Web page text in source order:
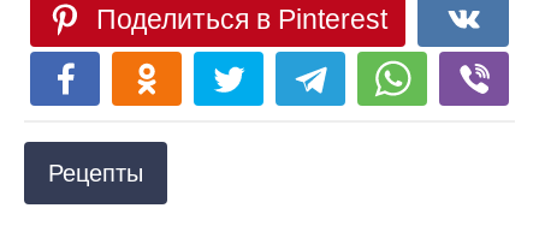
Поделиться в Pinterest
Рецепты